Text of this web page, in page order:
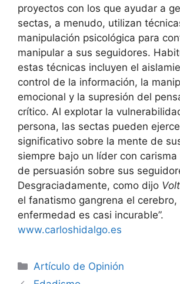
proyectos con los que ayudar a
sectas, a menudo, utilizan
manipulación psicológica para
manipular a sus seguidores.
estas técnicas incluyen el
control de la información, la
emocional y la supresión del
crítico. Al explotar la
persona, las sectas pueden
significativo sobre la mente de
siempre bajo un líder con
de persuasión sobre sus
Desgraciadamente, como dijo
el fanatismo gangrena el cerebro,
enfermedad es casi incurable”.
www.carloshidalgo.es
Artículo de Opinión